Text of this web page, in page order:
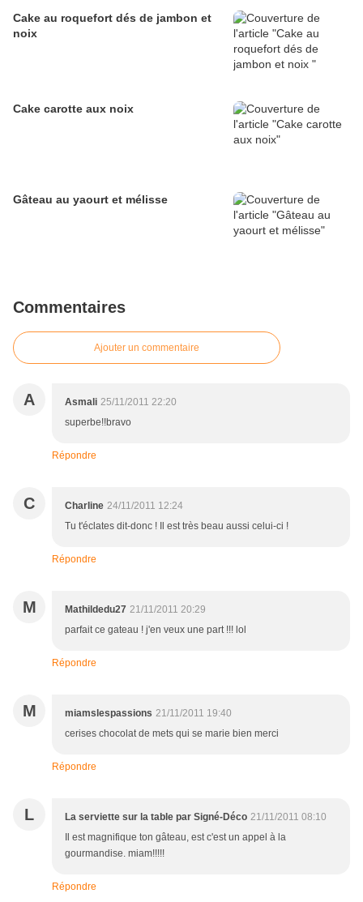
Cake au roquefort dés de jambon et
noix
Cake carotte aux noix
Gâteau au yaourt et mélisse
Commentaires
Ajouter un commentaire
A Asmali 25/11/2011 22:20
superbe!!bravo
Répondre
C Charline 24/11/2011 12:24
Tu t'éclates dit-donc ! Il est très beau aussi celui-ci !
Répondre
M Mathildedu27 21/11/2011 20:29
parfait ce gateau ! j'en veux une part !!! lol
Répondre
M miamslespassions 21/11/2011 19:40
cerises chocolat de mets qui se marie bien merci
Répondre
L La serviette sur la table par Signé-Déco 21/11/2011 08:10
Il est magnifique ton gâteau, est c'est un appel à la
gourmandise. miam!!!!!
Répondre